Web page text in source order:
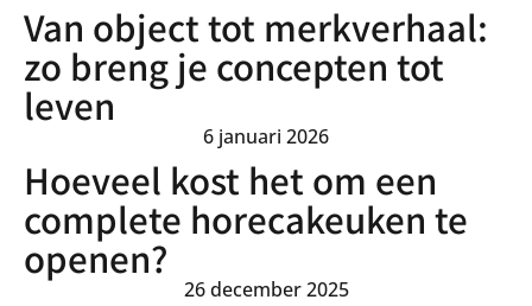
Van object tot merkverhaal:
zo breng je concepten tot
leven
6 januari 2026
Hoeveel kost het om een
complete horecakeuken te
openen?
26 december 2025